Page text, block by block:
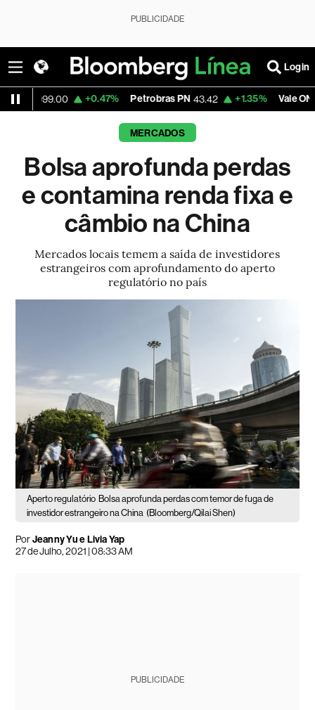
PUBLICIDADE
Login
+0.47% Petrobras PN 43.42 +1.35% Vale ON 76.28
MERCADOS
Bolsa aprofunda perdas
e contamina renda fixa e
câmbio na China
Mercados locais temem a saída de investidores
estrangeiros com aprofundamento do aperto
regulatório no país
Aperto regulatório Bolsa aprofunda perdas com temor de fuga de
investidor estrangeiro na China (Bloomberg/Qilai Shen)
PorJeanny Yu e Livia Yap
27 de Julho, 2021 | 08:33 AM
PUBLICIDADE